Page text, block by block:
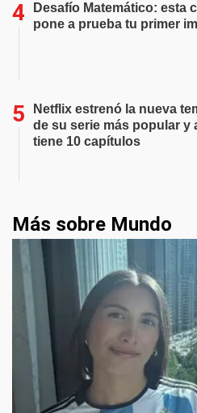
Desafío Matemático: esta
pone a prueba tu primer
Netflix estrenó la nueva
de su serie más popular y
tiene 10 capítulos
Más sobre Mundo